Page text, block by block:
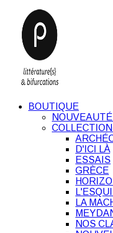
BOUTIQUE
D'ICI LÀ
ESSAIS
GRÈCE
LA
NOS